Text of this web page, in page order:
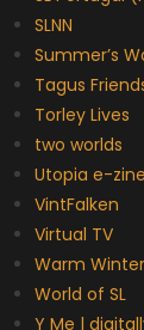
SLNN
Summer’s
Tagus
Torley Lives
two worlds
Utopia e-zine
VintFalken
Virtual TV
Warm
World of SL
Y Me |